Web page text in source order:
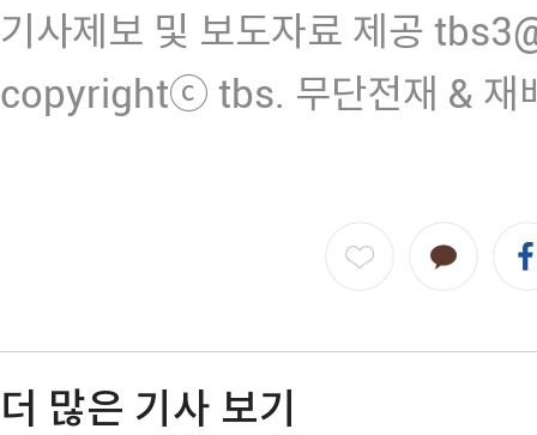
기사제보 및 보도자료 제공
copyrightⓒ tbs. 무단전재 & 재
더 많은 기사 보기